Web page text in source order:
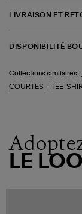
LIVRAISON ET
DISPONIBILITÉ
Collections similaires :
COURTES -TEE-
LE